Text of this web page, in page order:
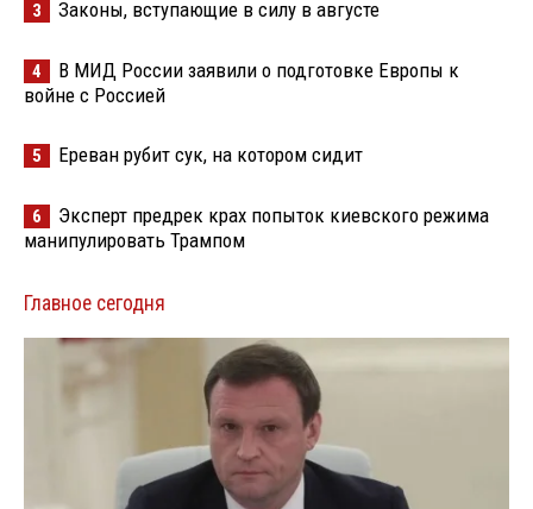
3 Законы, вступающие в силу в августе
4
В МИД России заявили о подготовке Европы к
войне с Россией
5 Ереван рубит сук, на котором сидит
6
Эксперт предрек крах попыток киевского режима
манипулировать Трампом
Главное сегодня